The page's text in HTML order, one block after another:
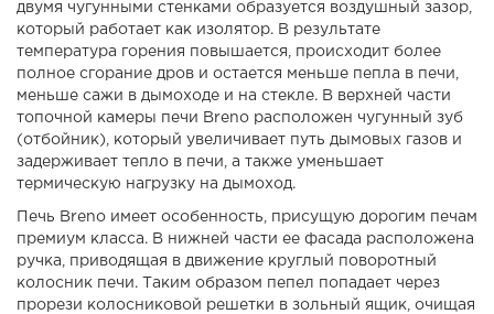
двумя чугунными стенками образуется воздушный зазор,
который работает как изолятор. В результате
температура горения повышается, происходит более
полное сгорание дров и остается меньше пепла в печи,
меньше сажи в дымоходе и на стекле. В верхней части
топочной камеры печи Breno расположен чугунный зуб
(отбойник), который увеличивает путь дымовых газов и
задерживает тепло в печи, а также уменьшает
термическую нагрузку на дымоход.
Печь Breno имеет особенность, присущую дорогим печам
премиум класса. В нижней части ее фасада расположена
ручка, приводящая в движение круглый поворотный
колосник печи. Таким образом пепел попадает через
прорези колосниковой решетки в зольный ящик, очищая